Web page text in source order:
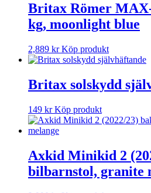
Britax Römer
kg, moonlight blue
2,889 kr Köp produkt
Britax solskydd
149 kr Köp produkt
Axkid Minikid 2
bilbarnstol, granite